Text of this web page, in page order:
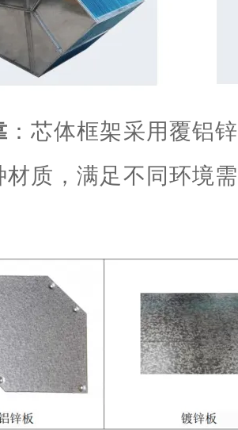
：芯体框架采用覆铝
材质，满足不同环境